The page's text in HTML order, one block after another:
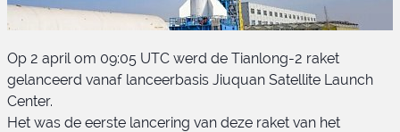
Op 2 april om 09:05 UTC werd de Tianlong-2 raket
gelanceerd vanaf lanceerbasis Jiuquan Satellite Launch
Center.
Het was de eerste lancering van deze raket van het